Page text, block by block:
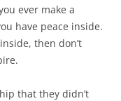
ever make a
have peace inside.
then don’t
that they didn’t